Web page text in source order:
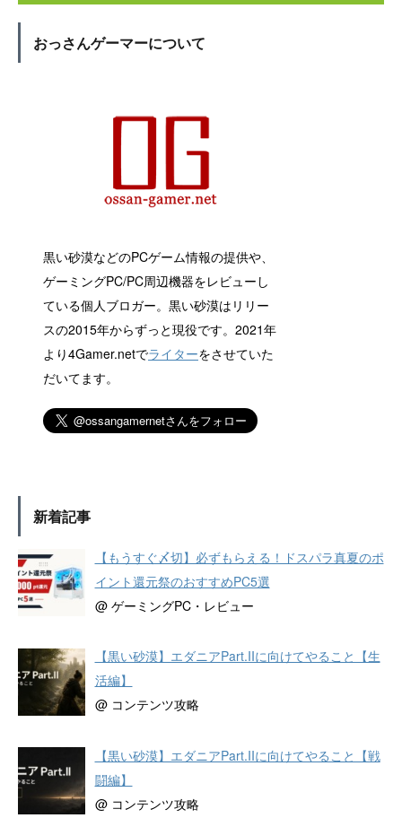
おっさんゲーマーについて
黒い砂漠などのPCゲーム情報の提供や、
ゲーミングPC/PC周辺機器をレビューし
ている個人ブロガー。黒い砂漠はリリー
スの2015年からずっと現役です。2021年
より4Gamer.netでライターをさせていた
だいてます。
新着記事
【もうすぐ〆切】必ずもらえる！ドスパラ真夏のポ
イント還元祭のおすすめPC5選
@ ゲーミングPC・レビュー
【黒い砂漠】エダニアPart.IIに向けてやること【生
活編】
@ コンテンツ攻略
【黒い砂漠】エダニアPart.IIに向けてやること【戦
闘編】
@ コンテンツ攻略